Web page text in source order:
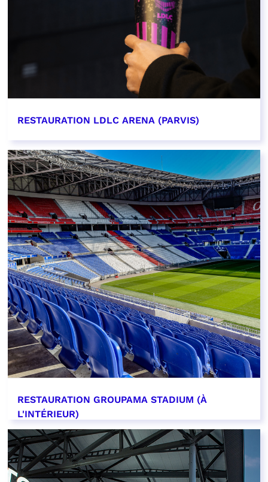
RESTAURATION LDLC ARENA (PARVIS)
EN SAVOIR PLUS
RESTAURATION GROUPAMA STADIUM (À
L'INTÉRIEUR)
EN SAVOIR PLUS